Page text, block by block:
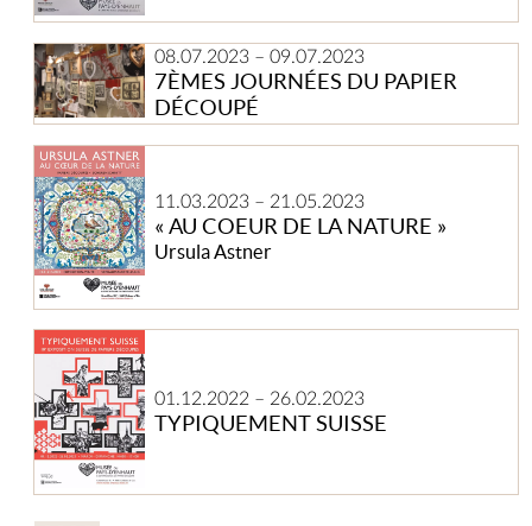
ET
7ÈMES JOURNÉES DU PAPIER
DÉCOUPÉ
08.07.2023 –09.07.2023
7èmes
journées
du
papier
découpé
« AU COEUR DE LA NATURE »
Ursula Astner
11.03.2023 – 21.05.2023
« Au
Coeur
de
la
Nature »
TYPIQUEMENT SUISSE
01.12.2022 – 26.02.2023
Typiquement
suisse